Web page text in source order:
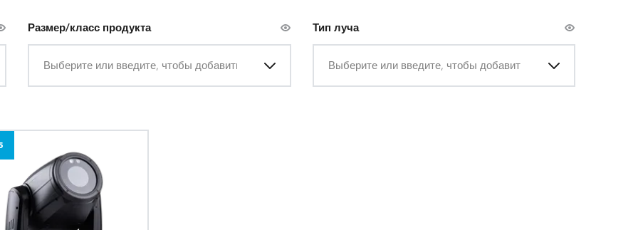
Road
юридическая информация
Asia and Pacific
Размер/класс продукта
Выберите или введите, чтобы добавить
Тип луча
Выберите или введите, чтобы добавить